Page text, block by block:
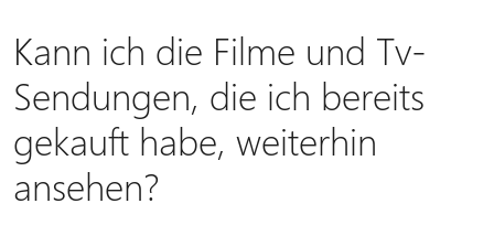
Kann ich die Filme und Tv-
Sendungen, die ich bereits
gekauft habe, weiterhin
ansehen?